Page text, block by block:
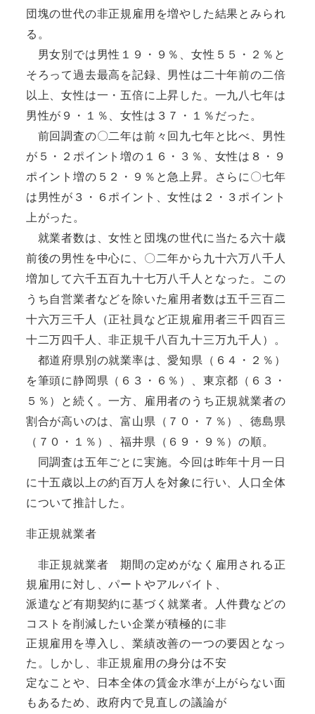
団塊の世代の非正規雇用を増やした結果とみられ
る。
男女別では男性１９・９％、女性５５・２％と
そろって過去最高を記録、男性は二十年前の二倍
以上、女性は一・五倍に上昇した。一九八七年は
男性が９・１％、女性は３７・１％だった。
前回調査の〇二年は前々回九七年と比べ、男性
が５・２ポイント増の１６・３％、女性は８・９
ポイント増の５２・９％と急上昇。さらに〇七年
は男性が３・６ポイント、女性は２・３ポイント
上がった。
就業者数は、女性と団塊の世代に当たる六十歳
前後の男性を中心に、〇二年から九十六万八千人
増加して六千五百九十七万八千人となった。この
うち自営業者などを除いた雇用者数は五千三百二
十六万三千人（正社員など正規雇用者三千四百三
十二万四千人、非正規千八百九十三万九千人）。
都道府県別の就業率は、愛知県（６４・２％）
を筆頭に静岡県（６３・６％）、東京都（６３・
５％）と続く。一方、雇用者のうち正規就業者の
割合が高いのは、富山県（７０・７％）、徳島県
（７０・１％）、福井県（６９・９％）の順。
同調査は五年ごとに実施。今回は昨年十月一日
に十五歳以上の約百万人を対象に行い、人口全体
について推計した。
非正規就業者
非正規就業者 期間の定めがなく雇用される正
規雇用に対し、パートやアルバイト、
派遣など有期契約に基づく就業者。人件費などの
コストを削減したい企業が積極的に非
正規雇用を導入し、業績改善の一つの要因となっ
た。しかし、非正規雇用の身分は不安
定なことや、日本全体の賃金水準が上がらない面
もあるため、政府内で見直しの議論が